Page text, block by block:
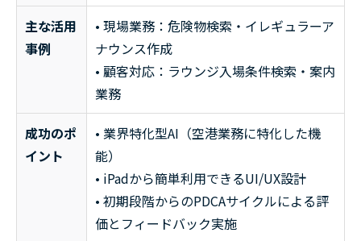
主な活用
事例
• 現場業務：危険物検索・イレギュラーア
ナウンス作成
• 顧客対応：ラウンジ入場条件検索・案内
業務
成功のポ
イント
• 業界特化型AI（空港業務に特化した機
能）
• iPadから簡単利用できるUI/UX設計
• 初期段階からのPDCAサイクルによる評
価とフィードバック実施